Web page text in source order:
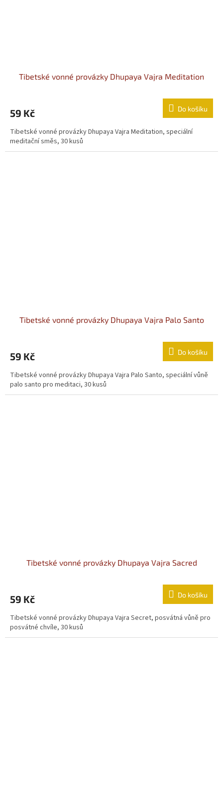
Tibetské vonné provázky Dhupaya Vajra Meditation
59 Kč Do košíku
Tibetské vonné provázky Dhupaya Vajra Meditation, speciální
meditační směs, 30 kusů
Tibetské vonné provázky Dhupaya Vajra Palo Santo
59 Kč Do košíku
Tibetské vonné provázky Dhupaya Vajra Palo Santo, speciální vůně
palo santo pro meditaci, 30 kusů
Tibetské vonné provázky Dhupaya Vajra Sacred
59 Kč Do košíku
Tibetské vonné provázky Dhupaya Vajra Secret, posvátná vůně pro
posvátné chvíle, 30 kusů